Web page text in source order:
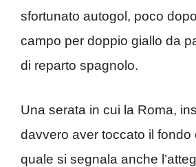
sfortunato autogol, poco dopo
campo per doppio giallo da
di reparto spagnolo.
Una serata in cui la Roma,
davvero aver toccato il fondo
quale si segnala anche